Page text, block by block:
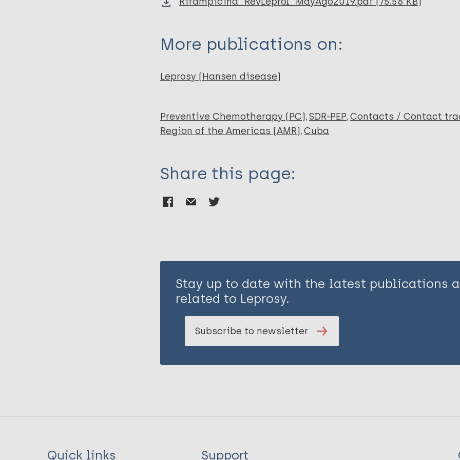
More publications on:
Leprosy (Hansen disease)
Preventive Chemotherapy (PC) SDR-PEP Contacts / Contact
Region of the Americas (AMR) Cuba
Share this page:
Stay up to date with the latest publications
related to Leprosy.
Subscribe to newsletter
Quick links Support